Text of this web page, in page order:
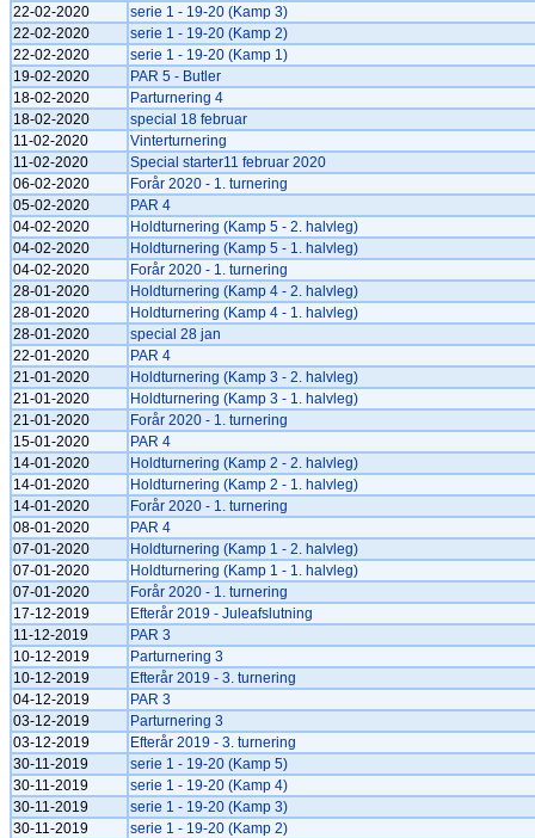
22-02-2020
serie 1 - 19-20 (Kamp 3)
22-02-2020
serie 1 - 19-20 (Kamp 2)
22-02-2020
serie 1 - 19-20 (Kamp 1)
19-02-2020
PAR 5 - Butler
18-02-2020
Parturnering 4
18-02-2020
special 18 februar
11-02-2020
Vinterturnering
11-02-2020
Special starter11 februar 2020
06-02-2020
Forår 2020 - 1. turnering
05-02-2020
PAR 4
04-02-2020
Holdturnering (Kamp 5 - 2. halvleg)
04-02-2020
Holdturnering (Kamp 5 - 1. halvleg)
04-02-2020
Forår 2020 - 1. turnering
28-01-2020
Holdturnering (Kamp 4 - 2. halvleg)
28-01-2020
Holdturnering (Kamp 4 - 1. halvleg)
28-01-2020
special 28 jan
22-01-2020
PAR 4
21-01-2020
Holdturnering (Kamp 3 - 2. halvleg)
21-01-2020
Holdturnering (Kamp 3 - 1. halvleg)
21-01-2020
Forår 2020 - 1. turnering
15-01-2020
PAR 4
14-01-2020
Holdturnering (Kamp 2 - 2. halvleg)
14-01-2020
Holdturnering (Kamp 2 - 1. halvleg)
14-01-2020
Forår 2020 - 1. turnering
08-01-2020
PAR 4
07-01-2020
Holdturnering (Kamp 1 - 2. halvleg)
07-01-2020
Holdturnering (Kamp 1 - 1. halvleg)
07-01-2020
Forår 2020 - 1. turnering
17-12-2019
Efterår 2019 - Juleafslutning
11-12-2019
PAR 3
10-12-2019
Parturnering 3
10-12-2019
Efterår 2019 - 3. turnering
04-12-2019
PAR 3
03-12-2019
Parturnering 3
03-12-2019
Efterår 2019 - 3. turnering
30-11-2019
serie 1 - 19-20 (Kamp 5)
30-11-2019
serie 1 - 19-20 (Kamp 4)
30-11-2019
serie 1 - 19-20 (Kamp 3)
30-11-2019
serie 1 - 19-20 (Kamp 2)